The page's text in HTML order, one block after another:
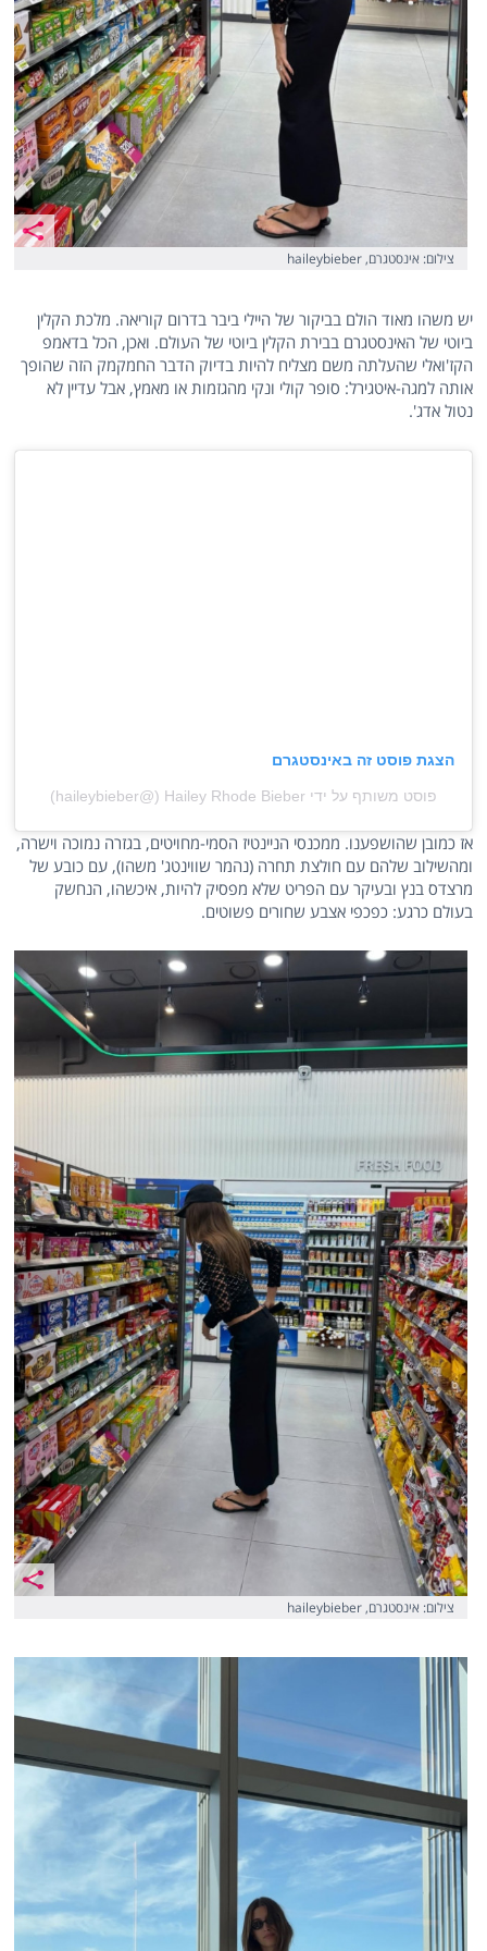
צילום: אינסטגרם, haileybieber
יש משהו מאוד הולם בביקור של היילי ביבר בדרום קוריאה. מלכת הקלין
ביוטי של האינסטגרם בבירת הקלין ביוטי של העולם. ואכן, הכל בדאמפ
הקז'ואלי שהעלתה משם מצליח להיות בדיוק הדבר החמקמק הזה שהופך
אותה למגה-איטגירל: סופר קולי ונקי מהגזמות או מאמץ, אבל עדיין לא
נטול אדג'.
הצגת פוסט זה באינסטגרם
פוסט משותף על ידי ‏‎Hailey Rhode Bieber‎‏ (@‏‎haileybieber‎‏)
אז כמובן שהושפענו. ממכנסי הניינטיז הסמי-מחויטים, בגזרה נמוכה וישרה,
ומהשילוב שלהם עם חולצת תחרה (נהמר שווינטג' משהו), עם כובע של
מרצדס בנץ ובעיקר עם הפריט שלא מפסיק להיות, איכשהו, הנחשק
בעולם כרגע: כפכפי אצבע שחורים פשוטים.
צילום: אינסטגרם, haileybieber